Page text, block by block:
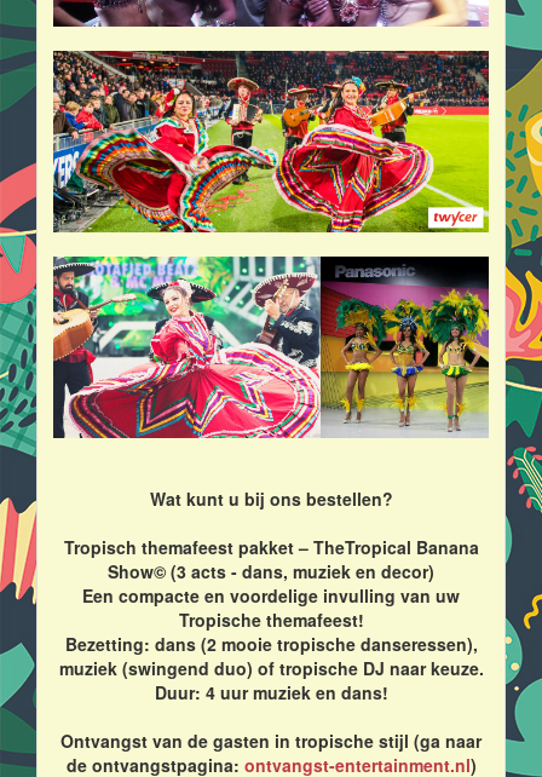
Wat kunt u bij ons bestellen?
Tropisch themafeest pakket – TheTropical Banana
Show© (3 acts - dans, muziek en decor)
Een compacte en voordelige invulling van uw
Tropische themafeest!
Bezetting: dans (2 mooie tropische danseressen),
muziek (swingend duo) of tropische DJ naar keuze.
Duur: 4 uur muziek en dans!
Ontvangst van de gasten in tropische stijl (ga naar
de ontvangstpagina: ontvangst-entertainment.nl)